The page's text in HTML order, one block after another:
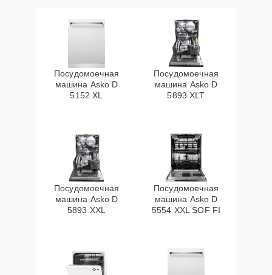
Посудомоечная
машина Asko D
5152 XL
Посудомоечная
машина Asko D
5893 XLT
Посудомоечная
машина Asko D
5893 XXL
Посудомоечная
машина Asko D
5554 XXL SOF FI